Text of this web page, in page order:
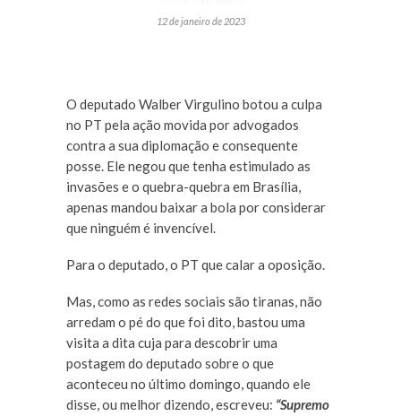
12 de janeiro de 2023
O deputado Walber Virgulino botou a culpa
no PT pela ação movida por advogados
contra a sua diplomação e consequente
posse. Ele negou que tenha estimulado as
invasões e o quebra-quebra em Brasília,
apenas mandou baixar a bola por considerar
que ninguém é invencível.
Para o deputado, o PT que calar a oposição.
Mas, como as redes sociais são tiranas, não
arredam o pé do que foi dito, bastou uma
visita a dita cuja para descobrir uma
postagem do deputado sobre o que
aconteceu no último domingo, quando ele
disse, ou melhor dizendo, escreveu: “Supremo